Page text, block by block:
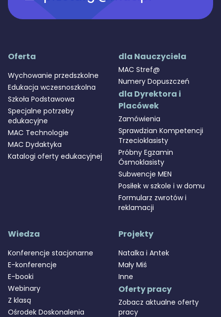
Oferta
Wychowanie przedszkolne
Edukacja wczesnoszkolna
Szkoła Podstawowa
Specjalne potrzeby
edukacyjne
MAC Technologie
MAC Dydaktyka
Katalogi oferty edukacyjnej
dla Nauczyciela
MAC Stref@
Numery Dopuszczeń
dla Dyrektora i
Placówek
Zamówienia
Sprawdzian Kompetencji
Trzecioklasisty
Próbny Egzamin
Ósmoklasisty
Subwencje MEN
Posiłek w szkole i w domu
Formularz zwrotów i
reklamacji
Wiedza
Konferencje stacjonarne
E-konferencje
E-booki
Webinary
Z klasą
Ośrodek Doskonalenia
Projekty
Natalka i Antek
Mały Miś
Inne
Oferty pracy
Zobacz aktualne oferty
pracy